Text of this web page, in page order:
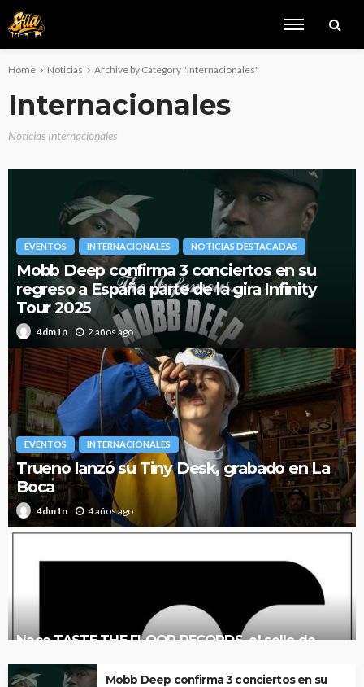
Home Noticias Archive by Category "Internacionales"
Internacionales
Noticias Internacionales
EVENTOS INTERNACIONALES NOTICIAS DESTACADAS
Mobb Deep confirma 3 conciertos en su
regreso a España parte de la gira Infinity
Tour 2025
4dm1n 2 años ago
EVENTOS INTERNACIONALES
Trueno lanzó su Tiny Desk, grabado en La
Boca
4dm1n 4 años ago
Nace TASTE THE FLOOR RECORDS, el sello de
Mobb Deep confirma 3 conciertos en su